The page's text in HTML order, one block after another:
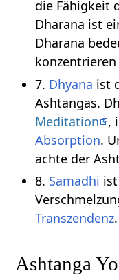
die Fähigkeit
Dharana ist
Dharana
7. Dhyana ist
Ashtangas.
Meditation
,
Absorption.
achte der
8. Samadhi
Transzendenz.
Ashtanga